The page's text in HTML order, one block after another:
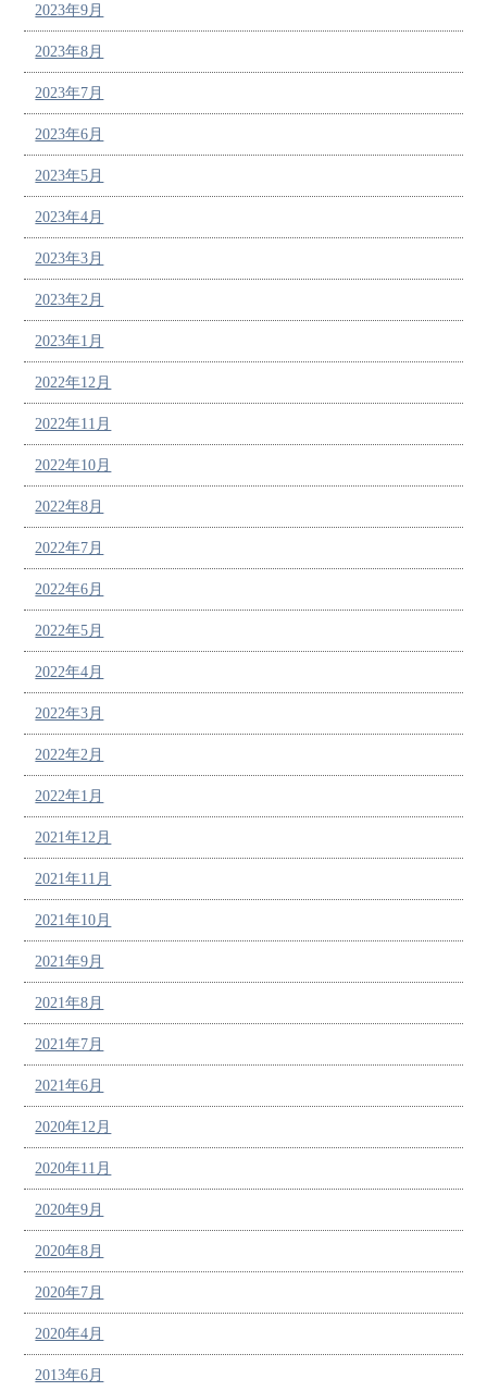
2023年9月
2023年8月
2023年7月
2023年6月
2023年5月
2023年4月
2023年3月
2023年2月
2023年1月
2022年12月
2022年11月
2022年10月
2022年8月
2022年7月
2022年6月
2022年5月
2022年4月
2022年3月
2022年2月
2022年1月
2021年12月
2021年11月
2021年10月
2021年9月
2021年8月
2021年7月
2021年6月
2020年12月
2020年11月
2020年9月
2020年8月
2020年7月
2020年4月
2013年6月